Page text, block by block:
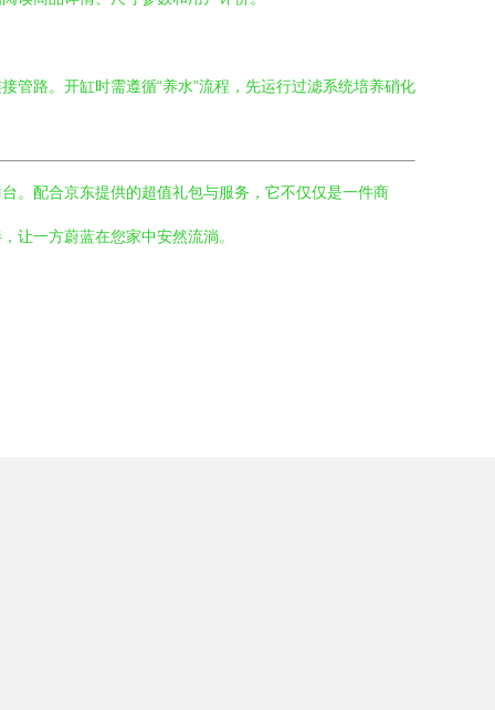
管路。开缸时需遵循“养水”流程，先运行过滤系统培养硝化
。配合京东提供的超值礼包与服务，它不仅仅是一件商
让一方蔚蓝在您家中安然流淌。